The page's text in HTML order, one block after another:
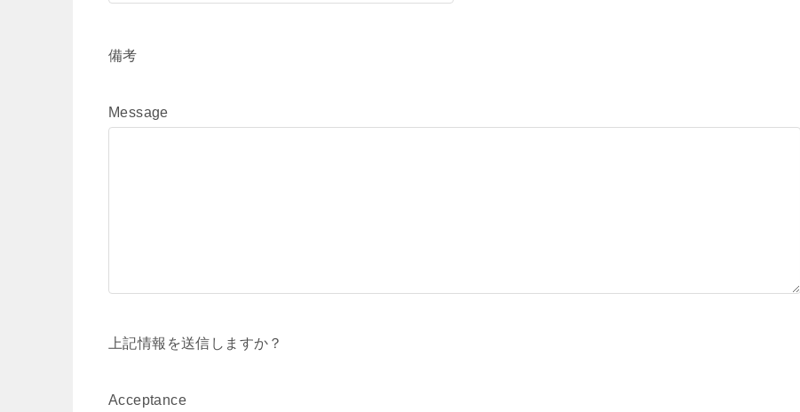
備考
Message
上記情報を送信しますか？
Acceptance